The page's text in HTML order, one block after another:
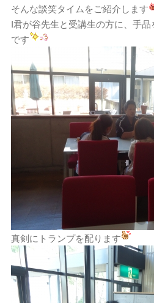
そんな談笑タイムをご紹介します
I君が谷先生と受講生の方に、手
です
真剣にトランプを配ります